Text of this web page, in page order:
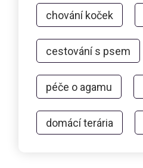
chování koček
cestování s psem
péče o agamu
domácí terária